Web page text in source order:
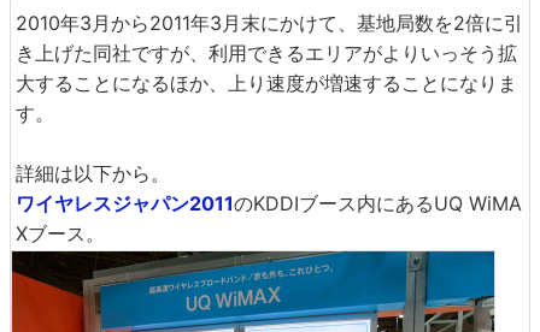
2010年3月から2011年3月末にかけて、基地局数を2倍に引
き上げた同社ですが、利用できるエリアがよりいっそう拡
大することになるほか、上り速度が増速することになりま
す。
詳細は以下から。
ワイヤレスジャパン2011のKDDIブース内にあるUQ WiMA
Xブース。